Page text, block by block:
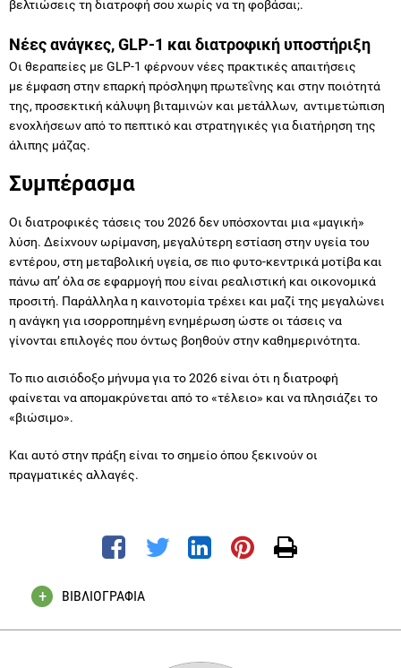
Οι θεραπείες με GLP-1 φέρνουν νέες πρακτικές απαιτήσεις
της, προσεκτική κάλυψη βιταμινών και μετάλλων, αντιμετώπιση
ενοχλήσεων από το πεπτικό και στρατηγικές για διατήρηση της
άλιπης μάζας.
Συμπέρασμα
λύση. Δείχνουν ωρίμανση, μεγαλύτερη εστίαση στην υγεία του
πάνω απ’ όλα σε εφαρμογή που είναι ρεαλιστική και οικονομικά
προσιτή. Παράλληλα η καινοτομία τρέχει και μαζί της μεγαλώνει
η ανάγκη για ισορροπημένη ενημέρωση ώστε οι τάσεις να
γίνονται επιλογές που όντως βοηθούν στην καθημερινότητα.
Το πιο αισιόδοξο μήνυμα για το 2026 είναι ότι η διατροφή
φαίνεται να απομακρύνεται από το «τέλειο» και να πλησιάζει το
Και αυτό στην πράξη είναι το σημείο όπου ξεκινούν οι
πραγματικές αλλαγές.
ΒΙΒΛΙΟΓΡΑΦΙΑ
Innova Market Insights (2025) Top Food & Beverage Trends
2026. Market intelligence report.
adverse health outcomes: umbrella review of epidemiological